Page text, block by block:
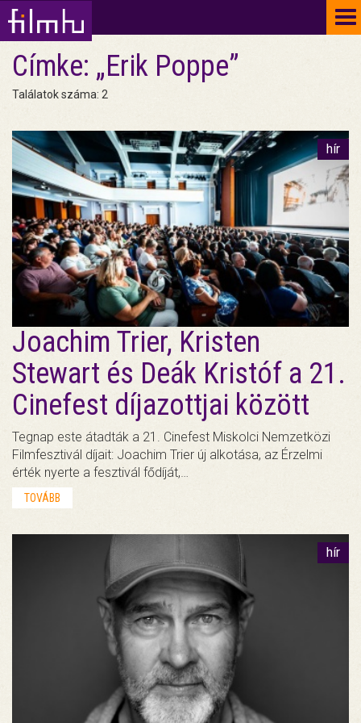
Címke: „Erik Poppe”
Találatok száma: 2
hír
Joachim Trier, Kristen
Stewart és Deák Kristóf a 21.
Cinefest díjazottjai között
Tegnap este átadták a 21. Cinefest Miskolci Nemzetközi
Filmfesztivál díjait: Joachim Trier új alkotása, az Érzelmi
érték nyerte a fesztivál fődíját,…
TOVÁBB
hír